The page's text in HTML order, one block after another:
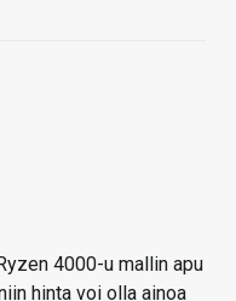
4000-u mallin apu
hinta voi olla ainoa